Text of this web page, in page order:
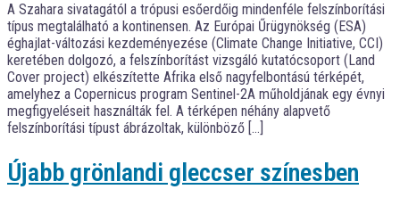
A Szahara sivatagától a trópusi esőerdőig mindenféle felszínborítási
típus megtalálható a kontinensen. Az Európai Űrügynökség (ESA)
éghajlat-változási kezdeményezése (Climate Change Initiative, CCI)
keretében dolgozó, a felszínborítást vizsgáló kutatócsoport (Land
Cover project) elkészítette Afrika első nagyfelbontású térképét,
amelyhez a Copernicus program Sentinel-2A műholdjának egy évnyi
megfigyeléseit használták fel. A térképen néhány alapvető
felszínborítási típust ábrázoltak, különböző […]
Újabb grönlandi gleccser színesben